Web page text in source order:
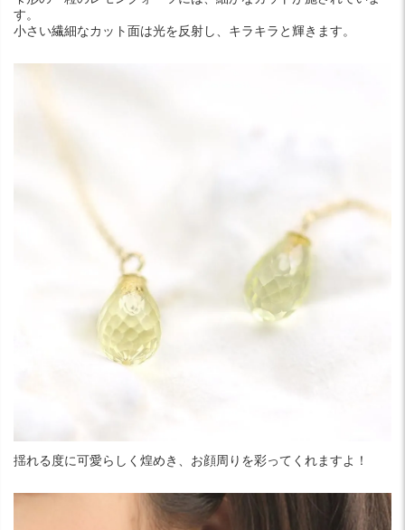
す。
小さい繊細なカット面は光を反射し、キラキラと輝きます。
揺れる度に可愛らしく煌めき、お顔周りを彩ってくれますよ！